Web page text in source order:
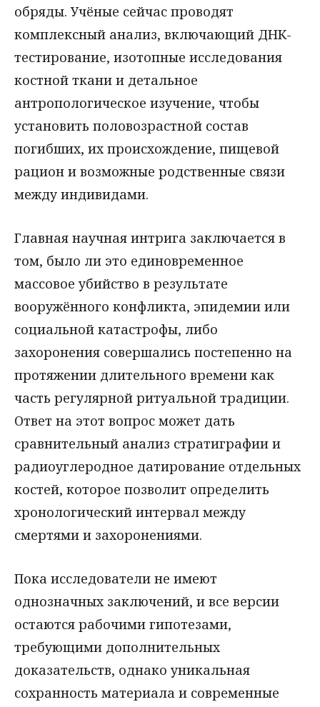
обряды. Учёные сейчас проводят
комплексный анализ, включающий ДНК-
тестирование, изотопные исследования
костной ткани и детальное
антропологическое изучение, чтобы
установить половозрастной состав
погибших, их происхождение, пищевой
рацион и возможные родственные связи
между индивидами.
Главная научная интрига заключается в
том, было ли это единовременное
массовое убийство в результате
вооружённого конфликта, эпидемии или
социальной катастрофы, либо
захоронения совершались постепенно на
протяжении длительного времени как
часть регулярной ритуальной традиции.
Ответ на этот вопрос может дать
сравнительный анализ стратиграфии и
радиоуглеродное датирование отдельных
костей, которое позволит определить
хронологический интервал между
смертями и захоронениями.
Пока исследователи не имеют
однозначных заключений, и все версии
остаются рабочими гипотезами,
требующими дополнительных
доказательств, однако уникальная
сохранность материала и современные